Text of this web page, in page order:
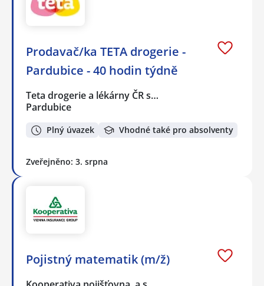
Prodavač/ka TETA drogerie -
Pardubice - 40 hodin týdně
Teta drogerie a lékárny ČR s…
Pardubice
Plný úvazek Vhodné také pro absolventy
Zveřejněno: 3. srpna
Pojistný matematik (m/ž)